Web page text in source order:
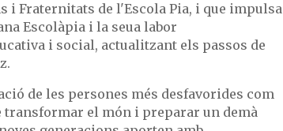
i Fraternitats de l'Escola Pia, i que impulsa
Escolàpia i la seua labor
i social, actualitzant els passos de
de les persones més desfavorides com
el món i preparar un demà